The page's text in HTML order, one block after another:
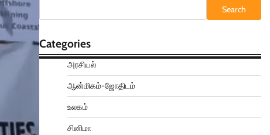
Search
Categories
அரசியல்
ஆன்மிகம்-ஜோதிடம்
உலகம்
சினிமா